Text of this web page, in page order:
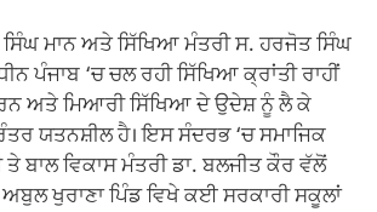
ਮਾਨ ਅਤੇ ਸਿੱਖਿਆ ਮੰਤਰੀ ਸ. ਹਰਜੋਤ ਸਿੰਘ
ਪੰਜਾਬ ‘ਚ ਚਲ ਰਹੀ ਸਿੱਖਿਆ ਕ੍ਰਾਂਤੀ ਰਾਹੀਂ
ਅਤੇ ਮਿਆਰੀ ਸਿੱਖਿਆ ਦੇ ਉਦੇਸ਼ ਨੂੰ ਲੈ ਕੇ
ਯਤਨਸ਼ੀਲ ਹੈ। ਇਸ ਸੰਦਰਭ ‘ਚ ਸਮਾਜਿਕ
ਬਾਲ ਵਿਕਾਸ ਮੰਤਰੀ ਡਾ. ਬਲਜੀਤ ਕੌਰ ਵੱਲੋਂ
ਖੁਰਾਣਾ ਪਿੰਡ ਵਿਖੇ ਕਈ ਸਰਕਾਰੀ ਸਕੂਲਾਂ